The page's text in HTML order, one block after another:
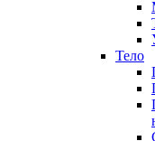
Тело